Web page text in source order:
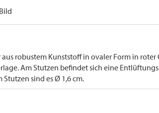
robustem Kunststoff in ovaler Form in
Am Stutzen befindet sich eine
sind es Ø 1,6 cm.